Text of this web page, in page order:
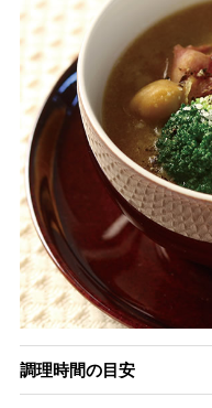
調理時間の目安